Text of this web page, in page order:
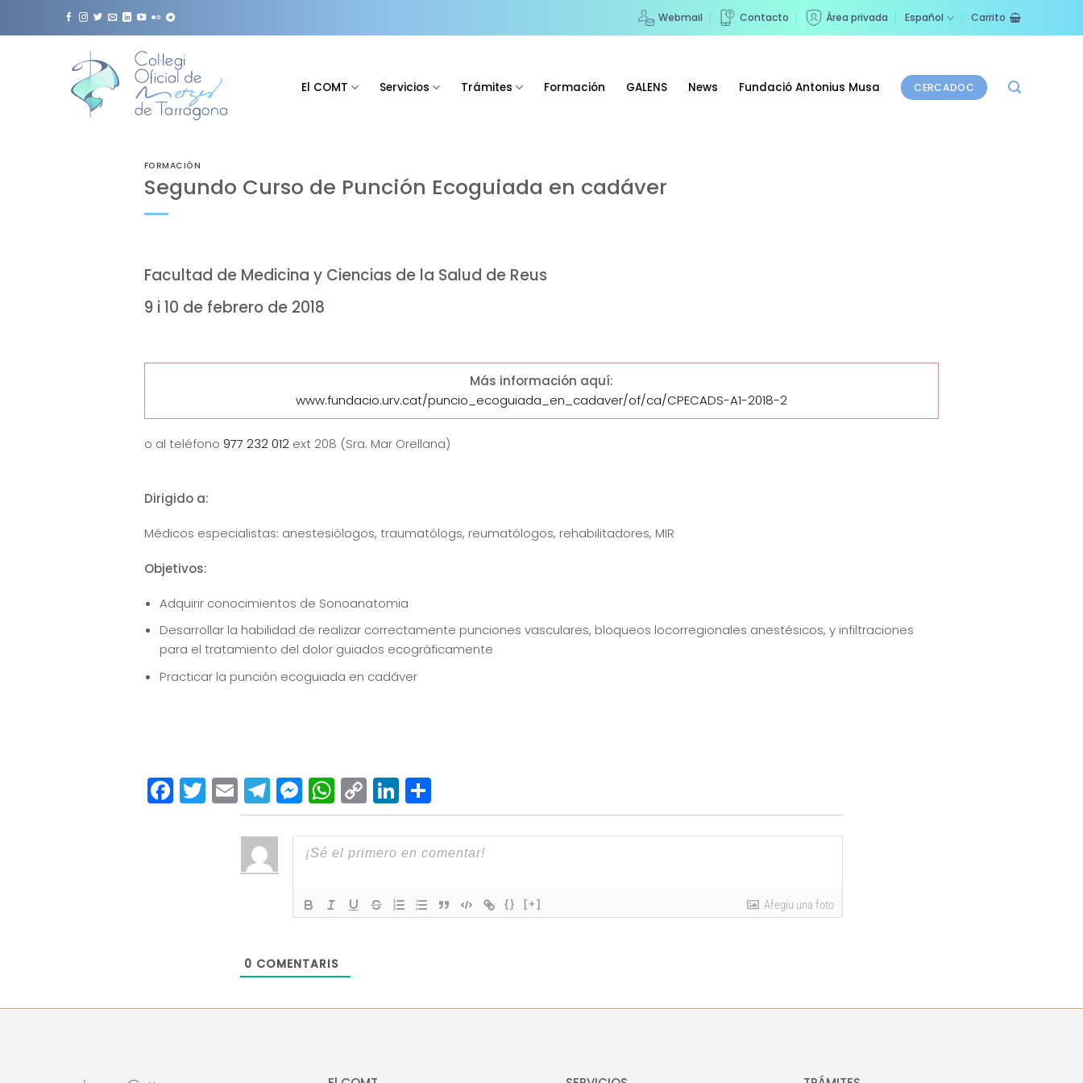
Webmail Contacto Área privada Español Carrito
El COMT Servicios Trámites Formación GALENS News Fundació Antonius Musa CERCADOC
FORMACIÓN
Segundo Curso de Punción Ecoguiada en cadáver
Facultad de Medicina y Ciencias de la Salud de Reus
9 i 10 de febrero de 2018
Más información aquí:
www.fundacio.urv.cat/puncio_ecoguiada_en_cadaver/of/ca/CPECADS-A1-2018-2
o al teléfono 977 232 012ext 208 (Sra. Mar Orellana)
Dirigido a:
Médicos especialistas: anestesiólogos, traumatólogs, reumatólogos, rehabilitadores, MIR
Objetivos:
Adquirir conocimientos de Sonoanatomia
Desarrollar la habilidad de realizar correctamente punciones vasculares, bloqueos locorregionales anestésicos, y infiltraciones
para el tratamiento del dolor guiados ecográficamente
Practicar la punción ecoguiada en cadáver
Facebook
Twitter
EmailTelegram
Messenger
WhatsApp
Copy
Link
LinkedIn
Compartir
{} [+] Afegiu una foto
0 COMENTARIS